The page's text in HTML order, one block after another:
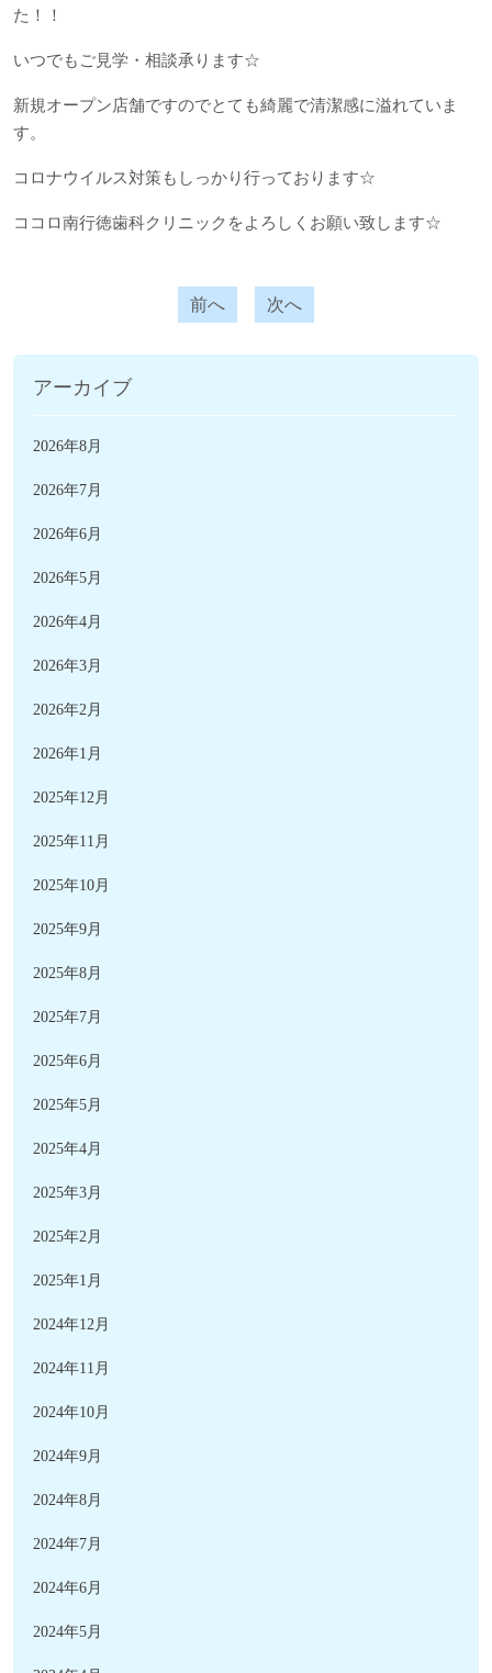
た ！！
いつでもご見学・相談承ります☆
新規オープン店舗ですのでとても綺麗で清潔感に溢れていま
す。
コロナウイルス対策もしっかり行っております☆
ココロ南行徳歯科クリニックをよろしくお願い致します☆
前へ 次へ
アーカイブ
2026年8月
2026年7月
2026年6月
2026年5月
2026年4月
2026年3月
2026年2月
2026年1月
2025年12月
2025年11月
2025年10月
2025年9月
2025年8月
2025年7月
2025年6月
2025年5月
2025年4月
2025年3月
2025年2月
2025年1月
2024年12月
2024年11月
2024年10月
2024年9月
2024年8月
2024年7月
2024年6月
2024年5月